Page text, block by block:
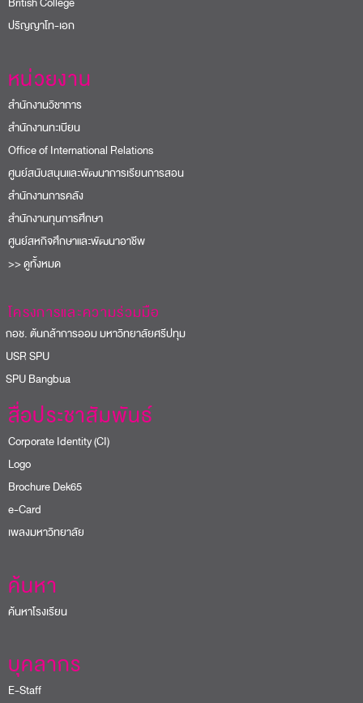
ปริญญาโท-เอก
หน่วยงาน
สำนักงานวิชาการ
สำนักงานทะเบียน
Office of International Relations
ศูนย์สนับสนุนและพัฒนาการเรียนการสอน
สำนักงานการคลัง
สำนักงานทุนการศึกษา
ศูนย์สหกิจศึกษาและพัฒนาอาชีพ
>> ดูทั้งหมด
โครงการและความร่วมมือ
ช. ต้นกล้าการออม มหาวิทยาลัยศรีปทุม
SPU
Bangbua
สื่อประชาสัมพันธ์
Corporate Identity (CI)
Logo
Brochure Dek65
e-Card
เพลงมหาวิทยาลัย
ค้นหา
ค้นหาโรงเรียน
บุคลากร
E-Staff